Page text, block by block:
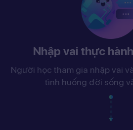
Nhập vai thực
Người học tham gia nhập vai
tình huống đời sống